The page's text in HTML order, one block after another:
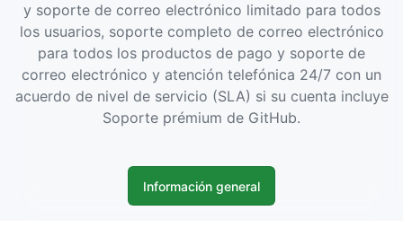
y soporte de correo electrónico limitado para todos
los usuarios, soporte completo de correo electrónico
para todos los productos de pago y soporte de
correo electrónico y atención telefónica 24/7 con un
acuerdo de nivel de servicio (SLA) si su cuenta incluye
Soporte prémium de GitHub.
Información general